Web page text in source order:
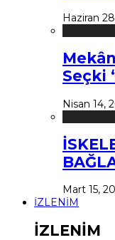
Haziran
Seçki
Nisan 14,
Mart 15,
İZLENİM
İZLENİM